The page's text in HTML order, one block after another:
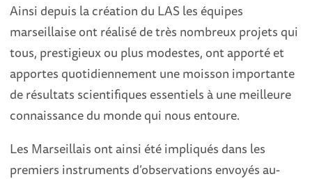
Ainsi depuis la création du LAS les équipes
marseillaise ont réalisé de très nombreux projets qui
tous, prestigieux ou plus modestes, ont apporté et
apportes quotidiennement une moisson importante
de résultats scientifiques essentiels à une meilleure
connaissance du monde qui nous entoure.
Les Marseillais ont ainsi été impliqués dans les
premiers instruments d’observations envoyés au-